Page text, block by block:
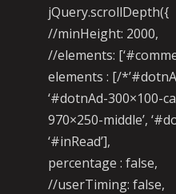
jQuery.scrollDepth({
//minHeight: 2000,
//elements:
elements : [/
‘#dotnAd-300×100-
970×250-middle’,
‘#inRead’],
percentage : false,
//userTiming: false,